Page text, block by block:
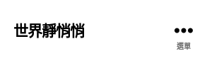
世界靜悄悄
選單